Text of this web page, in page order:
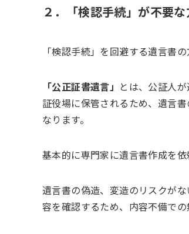
２．「検認手続」が不要
「検認手続」を回避する遺言書
「公正証書遺言」 とは、公証人
証役場に保管されるため、遺言
なります。
基本的に専門家に遺言書作成を
遺言書の偽造、変造のリスクが
容を確認するため、内容不備で